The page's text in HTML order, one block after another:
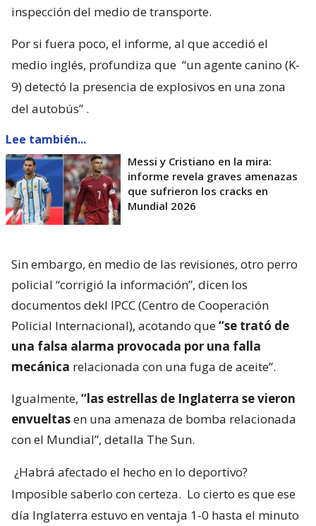
inspección del medio de transporte.
Por si fuera poco, el informe, al que accedió el
medio inglés, profundiza que “un agente canino (K-
9) detectó la presencia de explosivos en una zona
del autobús” .
Lee también...
Messi y Cristiano en la mira:
informe revela graves amenazas
que sufrieron los cracks en
Mundial 2026
Sin embargo, en medio de las revisiones, otro perro
policial “corrigió la información”, dicen los
documentos dekl IPCC (Centro de Cooperación
Policial Internacional), acotando que“se trató de
una falsa alarma provocada por una falla
mecánica relacionada con una fuga de aceite”.
Igualmente, “las estrellas de Inglaterra se vieron
envueltasen una amenaza de bomba relacionada
con el Mundial”, detalla The Sun.
¿Habrá afectado el hecho en lo deportivo?
Imposible saberlo con certeza. Lo cierto es que ese
día Inglaterra estuvo en ventaja 1-0 hasta el minuto